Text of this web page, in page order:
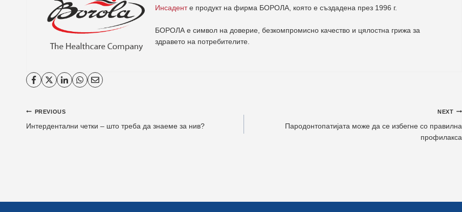
Инсаденте продукт на фирма БОРОЛА, която е създадена през 1996 г.
БОРОЛА е символ на доверие, безкомпромисно качество и цялостна грижа за
здравето на потребителите.
Навигација
на
PREVIOUS
Интердентални четки – што треба да знаеме за нив?
NEXT
Пародонтопатијата може да се избегне со правилна
профилакса